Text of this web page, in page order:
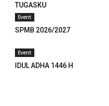
panel
panel
panel
TUGASKU
Event
SPMB 2026/2027
Event
IDUL ADHA 1446 H